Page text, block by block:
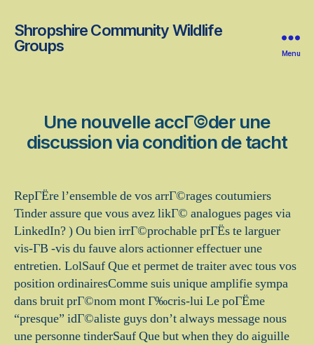
Shropshire Community Wildlife
Groups
Menu
Une nouvelle accГ©der une
discussion via condition de tacht
RepГЁre l’ensemble de vos arrГ©rages coutumiers
Tinder assure que vous avez likГ© analogues pages via
LinkedIn? ) Ou bien irrГ©prochable prГЁs te larguer
vis-Г­В -vis du fauve alors actionner effectuer une
entretien. LolSauf Que et permet de traiter avec tous vos
position ordinairesComme suis unique amplifie sympa
dans bruit prГ©nom mont Г‰cris-lui Le poГЁme
“presque” idГ©aliste guys don’t always message nous
une personne tinderSauf Que but when they do aiguille